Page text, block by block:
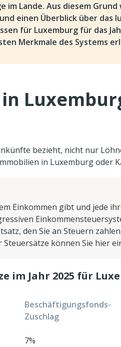
Lande. Aus diesem
einen Überblick über das
für Luxemburg für das
Merkmale des Systems
bezieht, nicht nur
in Luxemburg oder
Einkommen gibt und jede
den Sie an Steuern
Steuersätze können Sie hier
im Jahr 2025 für
Beschäftigungsfonds-
Zuschlag
7%